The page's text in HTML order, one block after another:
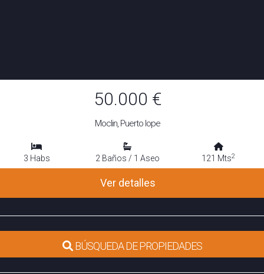
50.000 €
Moclin, Puerto lope
3 Habs 2 Baños / 1 Aseo 121 Mts2
Ver detalles
BÚSQUEDA DE PROPIEDADES